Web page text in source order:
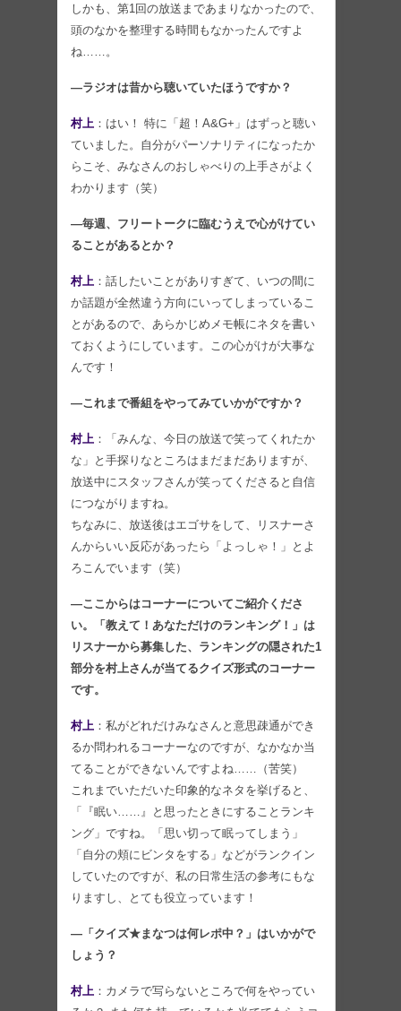
しかも、第1回の放送まであまりなかったので、
頭のなかを整理する時間もなかったんですよ
ね……。
―ラジオは昔から聴いていたほうですか？
村上 ：はい！ 特に「超！A&G+」はずっと聴い
ていました。自分がパーソナリティになったか
らこそ、みなさんのおしゃべりの上手さがよく
わかります（笑）
―毎週、フリートークに臨むうえで心がけてい
ることがあるとか？
村上 ：話したいことがありすぎて、いつの間に
か話題が全然違う方向にいってしまっているこ
とがあるので、あらかじめメモ帳にネタを書い
ておくようにしています。この心がけが大事な
んです！
―これまで番組をやってみていかがですか？
村上 ：「みんな、今日の放送で笑ってくれたか
な」と手探りなところはまだまだありますが、
放送中にスタッフさんが笑ってくださると自信
につながりますね。
ちなみに、放送後はエゴサをして、リスナーさ
んからいい反応があったら「よっしゃ！」とよ
ろこんでいます（笑）
―ここからはコーナーについてご紹介くださ
い。「教えて！あなただけのランキング！」は
リスナーから募集した、ランキングの隠された1
部分を村上さんが当てるクイズ形式のコーナー
です。
村上 ：私がどれだけみなさんと意思疎通ができ
るか問われるコーナーなのですが、なかなか当
てることができないんですよね……（苦笑）
これまでいただいた印象的なネタを挙げると、
「『眠い……』と思ったときにすることランキ
ング」ですね。「思い切って眠ってしまう」
「自分の頬にビンタをする」などがランクイン
していたのですが、私の日常生活の参考にもな
りますし、とても役立っています！
―「クイズ★まなつは何レポ中？」はいかがで
しょう？
村上 ：カメラで写らないところで何をやってい